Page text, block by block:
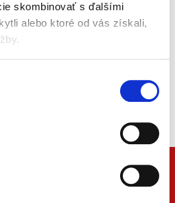
skombinovať s ďalšími
alebo ktoré od vás získali,
a Konferencie
sa s nami.
sa kvalitne.